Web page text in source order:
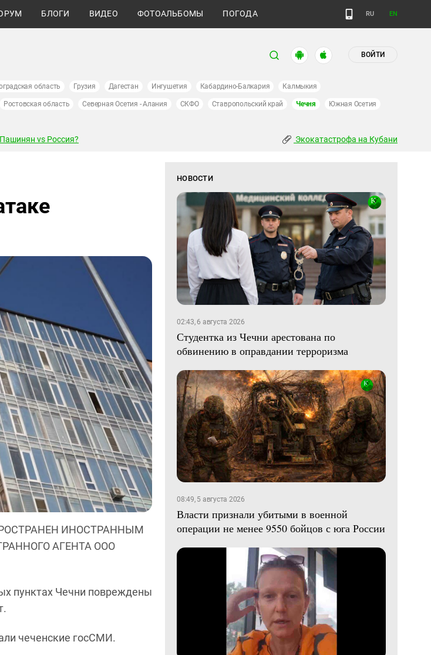
БЛОГИ ВИДЕО ФОТОАЛЬБОМЫ ПОГОДА RU EN
ВОЙТИ
область Грузия Дагестан Ингушетия Кабардино-Балкария Калмыкия
Ростовская область Северная Осетия - Алания СКФО Ставропольский край Чечня Южная Осетия
Пашинян vs Россия? Экокатастрофа на Кубани
ИНОСТРАННЫМ
АГЕНТА ООО
пунктах Чечни повреждены
чеченские госСМИ.
НОВОСТИ
02:43, 6 августа 2026
Студентка из Чечни арестована по
обвинению в оправдании терроризма
08:49, 5 августа 2026
Власти признали убитыми в военной
операции не менее 9550 бойцов с юга России